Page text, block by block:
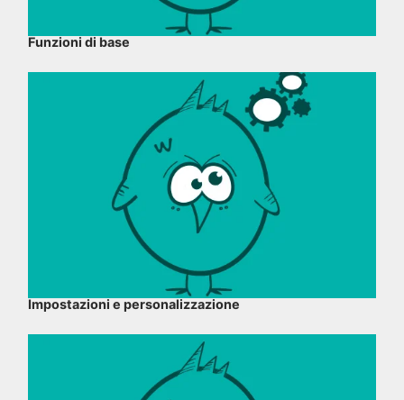
Funzioni di base
Impostazioni e personalizzazione